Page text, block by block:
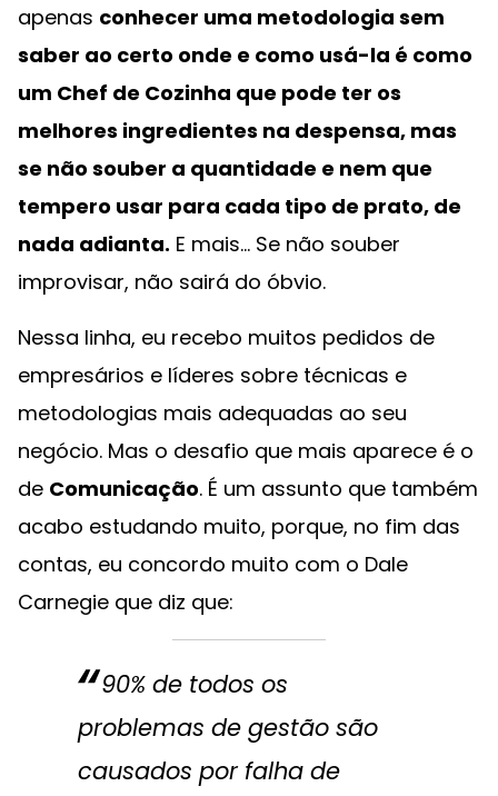
apenas conhecer uma metodologia sem
saber ao certo onde e como usá-la é como
um Chef de Cozinha que pode ter os
melhores ingredientes na despensa, mas
se não souber a quantidade e nem que
tempero usar para cada tipo de prato, de
nada adianta. E mais... Se não souber
improvisar, não sairá do óbvio.
Nessa linha, eu recebo muitos pedidos de
empresários e líderes sobre técnicas e
metodologias mais adequadas ao seu
negócio. Mas o desafio que mais aparece é o
de Comunicação. É um assunto que também
acabo estudando muito, porque, no fim das
contas, eu concordo muito com o Dale
Carnegie que diz que:
90% de todos os
problemas de gestão são
causados por falha de